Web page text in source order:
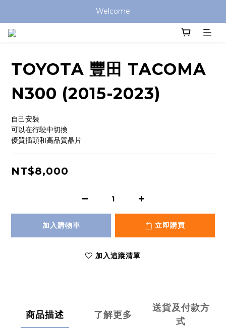
Welcome
TOYOTA 豐田 TACOMA
N300 (2015-2023)
自己安裝
可以在行駛中切換
優質插頭和高品質晶片
NT$8,000
加入購物車 立即購買
加入追蹤清單
商品描述 了解更多
送貨及付款方
式